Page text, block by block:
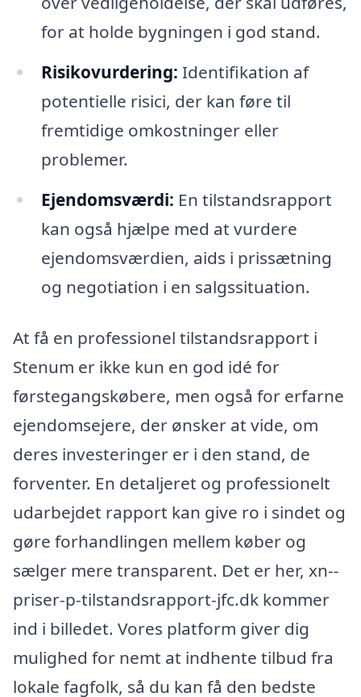
for at holde bygningen i god stand.
Risikovurdering: Identifikation af
potentielle risici, der kan føre til
fremtidige omkostninger eller
problemer.
Ejendomsværdi: En tilstandsrapport
kan også hjælpe med at vurdere
ejendomsværdien, aids i prissætning
og negotiation i en salgssituation.
At få en professionel tilstandsrapport i
Stenum er ikke kun en god idé for
førstegangskøbere, men også for erfarne
ejendomsejere, der ønsker at vide, om
deres investeringer er i den stand, de
forventer. En detaljeret og professionelt
udarbejdet rapport kan give ro i sindet og
gøre forhandlingen mellem køber og
sælger mere transparent. Det er her, xn--
priser-p-tilstandsrapport-jfc.dk kommer
ind i billedet. Vores platform giver dig
mulighed for nemt at indhente tilbud fra
lokale fagfolk, så du kan få den bedste